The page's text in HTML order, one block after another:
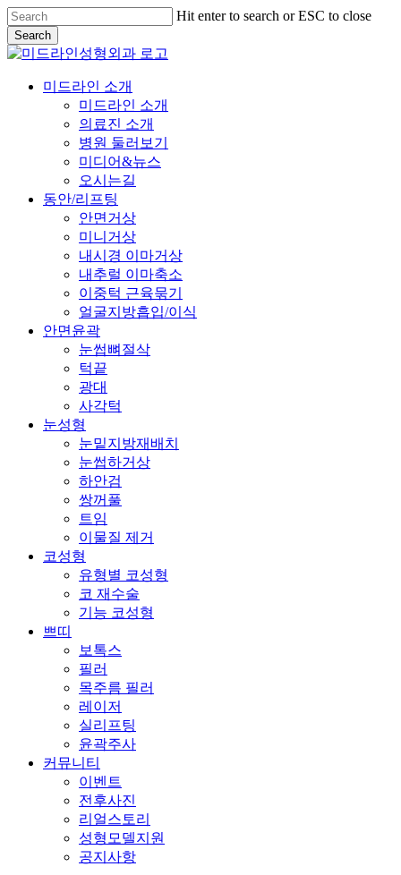
Skip
to
main
content
Hit enter to search or ESC to close
Search
Close
Menu
미드라인 소개
미드라인 소개
의료진 소개
병원 둘러보기
미디어&뉴스
오시는길
동안/리프팅
안면거상
미니거상
내시경 이마거상
내추럴 이마축소
이중턱 근육묶기
얼굴지방흡입/이식
안면윤곽
눈썹뼈절삭
턱끝
광대
사각턱
눈성형
눈밑지방재배치
눈썹하거상
하안검
쌍꺼풀
트임
이물질 제거
코성형
유형별 코성형
코 재수술
기능 코성형
쁘띠
보톡스
필러
목주름 필러
레이저
실리프팅
윤곽주사
커뮤니티
이벤트
전후사진
리얼스토리
성형모델지원
공지사항